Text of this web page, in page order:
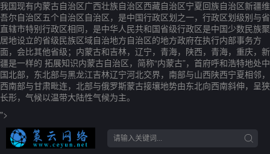
我国现有内蒙古自治区广西壮族自治区西藏自治区宁夏回族自治区新疆维
吾尔自治区五个自治区自治区，是中国行政区划之一，行政区划级别与省
直辖市特别行政区相同，是中华人民共和国省级行政区是中国少数民族聚
居地设立的省级民族区域自治地方自治区的地方政府在执行内部事务方
面，会比其他省级；内蒙古和吉林，辽宁，青海，陕西，青海，重庆，新
疆是一样的 拓展知识内蒙古自治区，简称“内蒙古”，首府呼和浩特地处中
国北部，东北部与黑龙江吉林辽宁河北交界，南部与山西陕西宁夏相邻，
西南部与甘肃毗连，北部与俄罗斯蒙古接壤地势由东北向西南斜伸，呈狭
长形，气候以温带大陆性气候为主。
">